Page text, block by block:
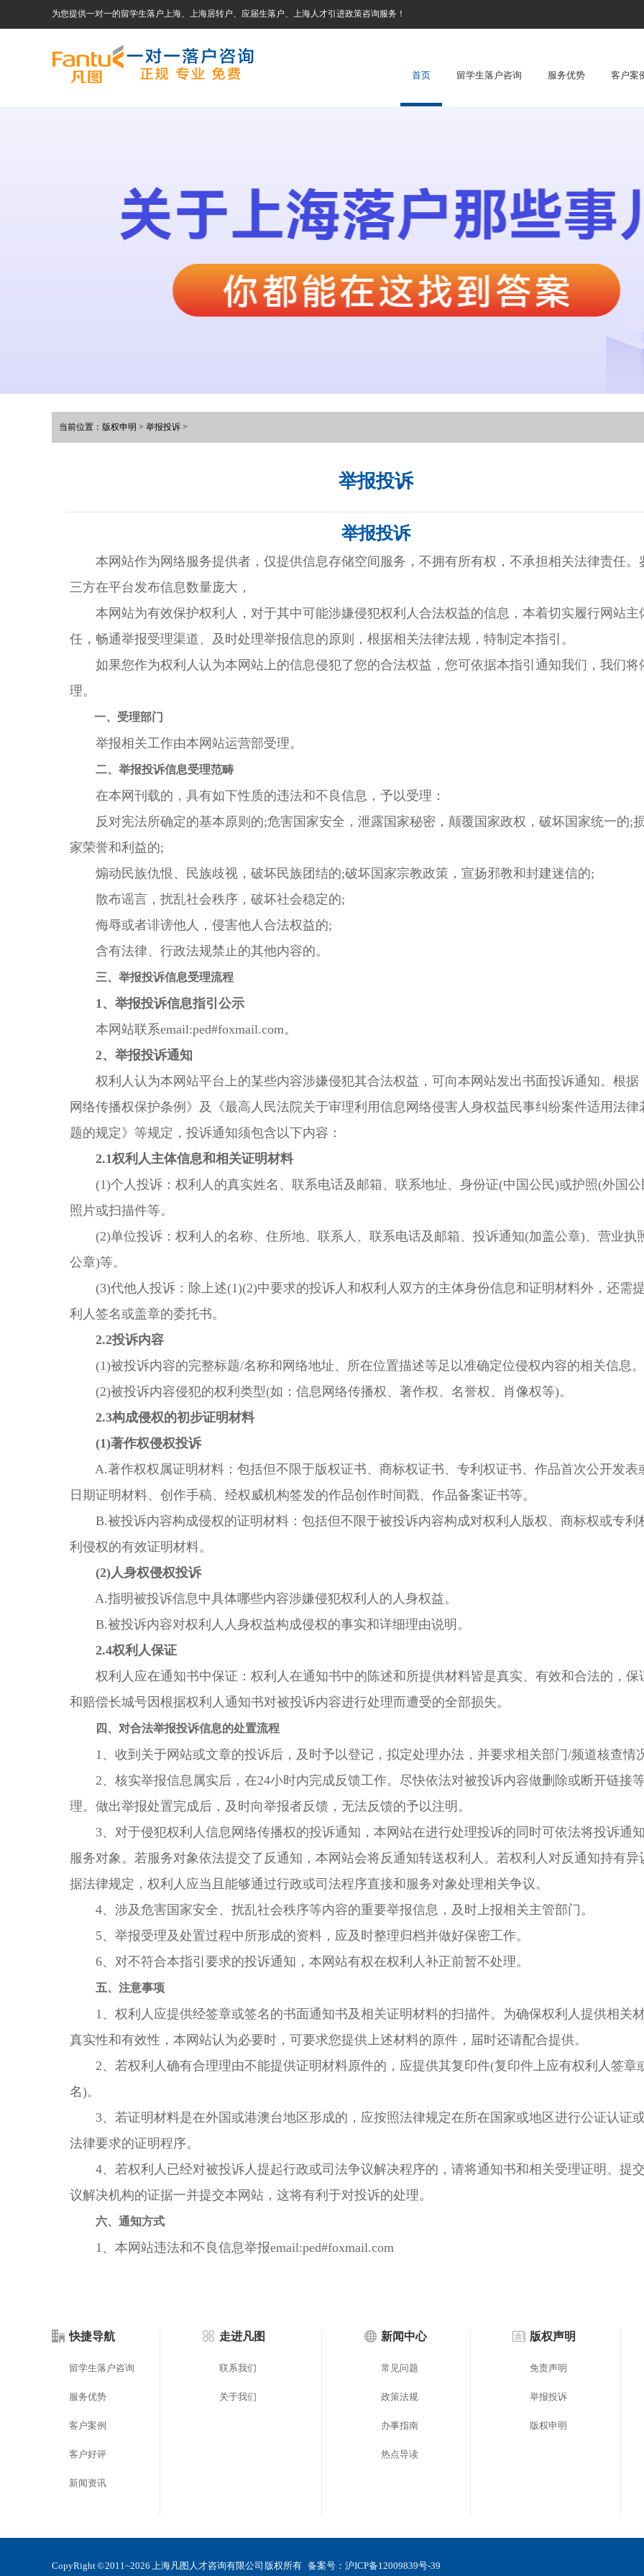
为您提供一对一的留学生落户上海、上海居转户、应届生落户、上海人才引进政策咨询服务！
首页 留学生落户咨询 服务优势 客户案
当前位置： 版权申明 > 举报投诉 >
举报投诉
举报投诉
本网站作为网络服务提供者，仅提供信息存储空间服务，不拥有所有权，不承担相关法律责任。
三方在平台发布信息数量庞大，
本网站为有效保护权利人，对于其中可能涉嫌侵犯权利人合法权益的信息，本着切实履行网站主
任，畅通举报受理渠道、及时处理举报信息的原则，根据相关法律法规，特制定本指引。
如果您作为权利人认为本网站上的信息侵犯了您的合法权益，您可依据本指引通知我们，我们将
理。
一、受理部门
举报相关工作由本网站运营部受理。
二、举报投诉信息受理范畴
在本网刊载的，具有如下性质的违法和不良信息，予以受理：
反对宪法所确定的基本原则的;危害国家安全，泄露国家秘密，颠覆国家政权，破坏国家统一的;
家荣誉和利益的;
煽动民族仇恨、民族歧视，破坏民族团结的;破坏国家宗教政策，宣扬邪教和封建迷信的;
散布谣言，扰乱社会秩序，破坏社会稳定的;
侮辱或者诽谤他人，侵害他人合法权益的;
含有法律、行政法规禁止的其他内容的。
三、举报投诉信息受理流程
1、举报投诉信息指引公示
本网站联系email:ped#foxmail.com。
2、举报投诉通知
权利人认为本网站平台上的某些内容涉嫌侵犯其合法权益，可向本网站发出书面投诉通知。根据
网络传播权保护条例》及《最高人民法院关于审理利用信息网络侵害人身权益民事纠纷案件适用法律
题的规定》等规定，投诉通知须包含以下内容：
2.1权利人主体信息和相关证明材料
(1)个人投诉：权利人的真实姓名、联系电话及邮箱、联系地址、身份证(中国公民)或护照(外国公
照片或扫描件等。
(2)单位投诉：权利人的名称、住所地、联系人、联系电话及邮箱、投诉通知(加盖公章)、营业执
公章)等。
(3)代他人投诉：除上述(1)(2)中要求的投诉人和权利人双方的主体身份信息和证明材料外，还需
利人签名或盖章的委托书。
2.2投诉内容
(1)被投诉内容的完整标题/名称和网络地址、所在位置描述等足以准确定位侵权内容的相关信息。
(2)被投诉内容侵犯的权利类型(如：信息网络传播权、著作权、名誉权、肖像权等)。
2.3构成侵权的初步证明材料
(1)著作权侵权投诉
A.著作权权属证明材料：包括但不限于版权证书、商标权证书、专利权证书、作品首次公开发表
日期证明材料、创作手稿、经权威机构签发的作品创作时间戳、作品备案证书等。
B.被投诉内容构成侵权的证明材料：包括但不限于被投诉内容构成对权利人版权、商标权或专利
利侵权的有效证明材料。
(2)人身权侵权投诉
A.指明被投诉信息中具体哪些内容涉嫌侵犯权利人的人身权益。
B.被投诉内容对权利人人身权益构成侵权的事实和详细理由说明。
2.4权利人保证
权利人应在通知书中保证：权利人在通知书中的陈述和所提供材料皆是真实、有效和合法的，保
和赔偿长城号因根据权利人通知书对被投诉内容进行处理而遭受的全部损失。
四、对合法举报投诉信息的处置流程
1、收到关于网站或文章的投诉后，及时予以登记，拟定处理办法，并要求相关部门/频道核查情
2、核实举报信息属实后，在24小时内完成反馈工作。尽快依法对被投诉内容做删除或断开链接
理。做出举报处置完成后，及时向举报者反馈，无法反馈的予以注明。
3、对于侵犯权利人信息网络传播权的投诉通知，本网站在进行处理投诉的同时可依法将投诉通
服务对象。若服务对象依法提交了反通知，本网站会将反通知转送权利人。若权利人对反通知持有异
据法律规定，权利人应当且能够通过行政或司法程序直接和服务对象处理相关争议。
4、涉及危害国家安全、扰乱社会秩序等内容的重要举报信息，及时上报相关主管部门。
5、举报受理及处置过程中所形成的资料，应及时整理归档并做好保密工作。
6、对不符合本指引要求的投诉通知，本网站有权在权利人补正前暂不处理。
五、注意事项
1、权利人应提供经签章或签名的书面通知书及相关证明材料的扫描件。为确保权利人提供相关
真实性和有效性，本网站认为必要时，可要求您提供上述材料的原件，届时还请配合提供。
2、若权利人确有合理理由不能提供证明材料原件的，应提供其复印件(复印件上应有权利人签章
名)。
3、若证明材料是在外国或港澳台地区形成的，应按照法律规定在所在国家或地区进行公证认证
法律要求的证明程序。
4、若权利人已经对被投诉人提起行政或司法争议解决程序的，请将通知书和相关受理证明、提
议解决机构的证据一并提交本网站，这将有利于对投诉的处理。
六、通知方式
1、本网站违法和不良信息举报email:ped#foxmail.com
快捷导航
留学生落户咨询
服务优势
客户案例
客户好评
新闻资讯
走进凡图
联系我们
关于我们
新闻中心
常见问题
政策法规
办事指南
热点导读
版权声明
免责声明
举报投诉
版权申明
CopyRight © 2011~2026 上海凡图人才咨询有限公司 版权所有 备案号： 沪ICP备12009839号-39